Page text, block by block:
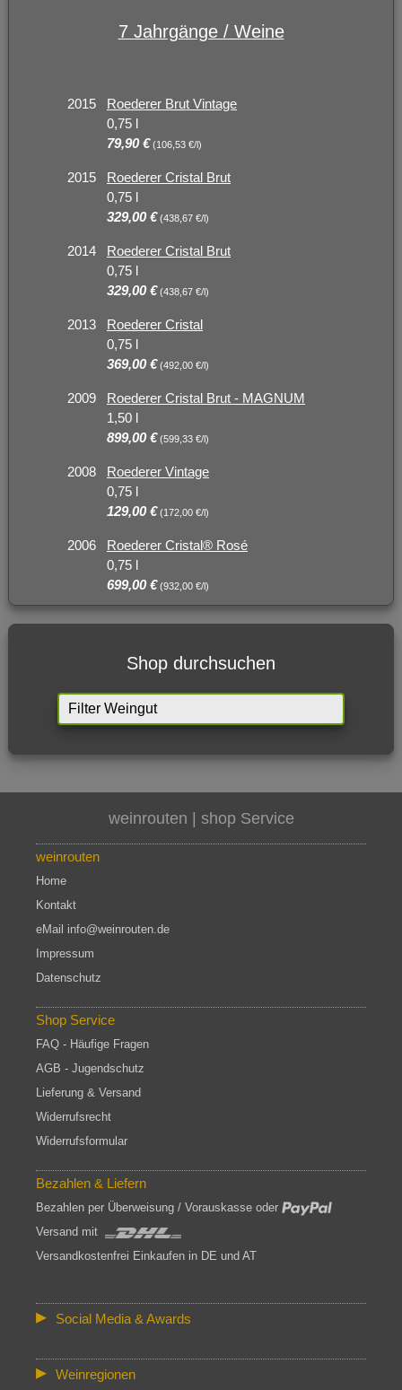
7 Jahrgänge / Weine
2015
Roederer Brut Vintage
0,75 l
79,90 €(106,53 €/l)
2015
Roederer Cristal Brut
0,75 l
329,00 €(438,67 €/l)
2014
Roederer Cristal Brut
0,75 l
329,00 €(438,67 €/l)
2013
Roederer Cristal
0,75 l
369,00 €(492,00 €/l)
2009
Roederer Cristal Brut - MAGNUM
1,50 l
899,00 €(599,33 €/l)
2008
Roederer Vintage
0,75 l
129,00 €(172,00 €/l)
2006
Roederer Cristal® Rosé
0,75 l
699,00 €(932,00 €/l)
Shop durchsuchen
weinrouten | shop Service
weinrouten
Home
Kontakt
eMail info@weinrouten.de
Impressum
Datenschutz
Shop Service
FAQ - Häufige Fragen
AGB - Jugendschutz
Lieferung & Versand
Widerrufsrecht
Widerrufsformular
Bezahlen & Liefern
Bezahlen per Überweisung / Vorauskasse oder
Versand mit
Versandkostenfrei Einkaufen in DE und AT
Social Media & Awards
Weinregionen